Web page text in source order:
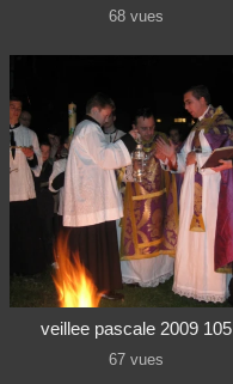
68 vues
veillee pascale 2009 105
67 vues